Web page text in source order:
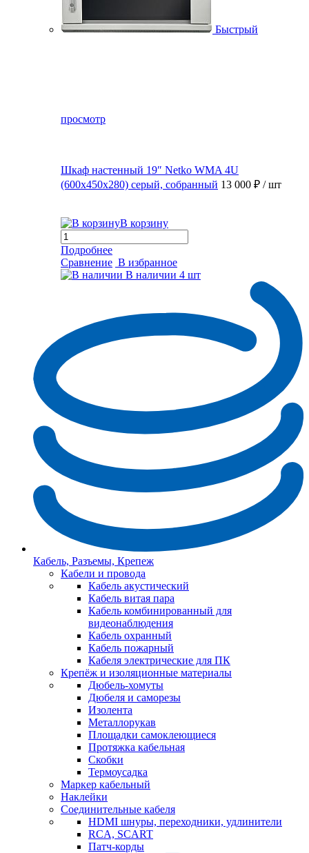
Быстрый
просмотр
Шкаф настенный 19″ Netko WMA 4U
(600x450x280) серый, собранный 13 000 ₽ / шт
В корзину
Подробнее
Сравнение В избранное
В наличии 4 шт
Кабель, Разъемы, Крепеж
Кабели и провода
Кабель акустический
Кабель витая пара
Кабель комбинированный для
видеонаблюдения
Кабель охранный
Кабель пожарный
Кабеля электрические для ПК
Крепёж и изоляционные материалы
Дюбель-хомуты
Дюбеля и саморезы
Изолента
Металлорукав
Площадки самоклеющиеся
Протяжка кабельная
Скобки
Термоусадка
Маркер кабельный
Наклейки
Соединительные кабеля
HDMI шнуры, переходники, удлинители
RCA, SCART
Патч-корды